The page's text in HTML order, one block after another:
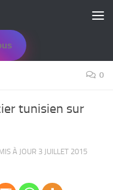
0
tunisien sur
À JOUR 3 JUILLET 2015